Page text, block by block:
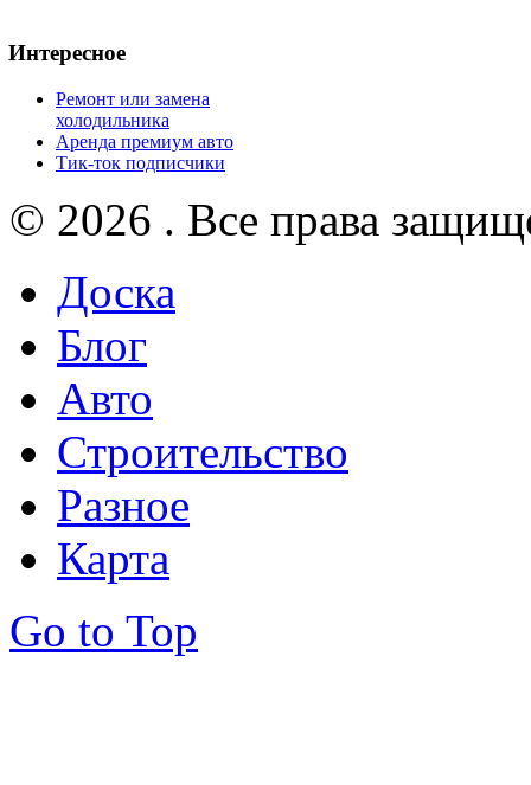
Интересное
Ремонт или замена
холодильника
Аренда премиум авто
Тик-ток подписчики
© 2026 . Все права
Доска
Блог
Авто
Строительство
Разное
Карта
Go to Top